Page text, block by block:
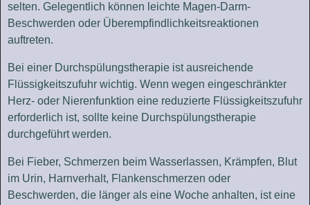
selten. Gelegentlich können leichte Magen-Darm-
Beschwerden oder Überempfindlichkeitsreaktionen
auftreten.
Bei einer Durchspülungstherapie ist ausreichende
Flüssigkeitszufuhr wichtig. Wenn wegen eingeschränkter
Herz- oder Nierenfunktion eine reduzierte Flüssigkeitszufuhr
erforderlich ist, sollte keine Durchspülungstherapie
durchgeführt werden.
Bei Fieber, Schmerzen beim Wasserlassen, Krämpfen, Blut
im Urin, Harnverhalt, Flankenschmerzen oder
Beschwerden, die länger als eine Woche anhalten, ist eine